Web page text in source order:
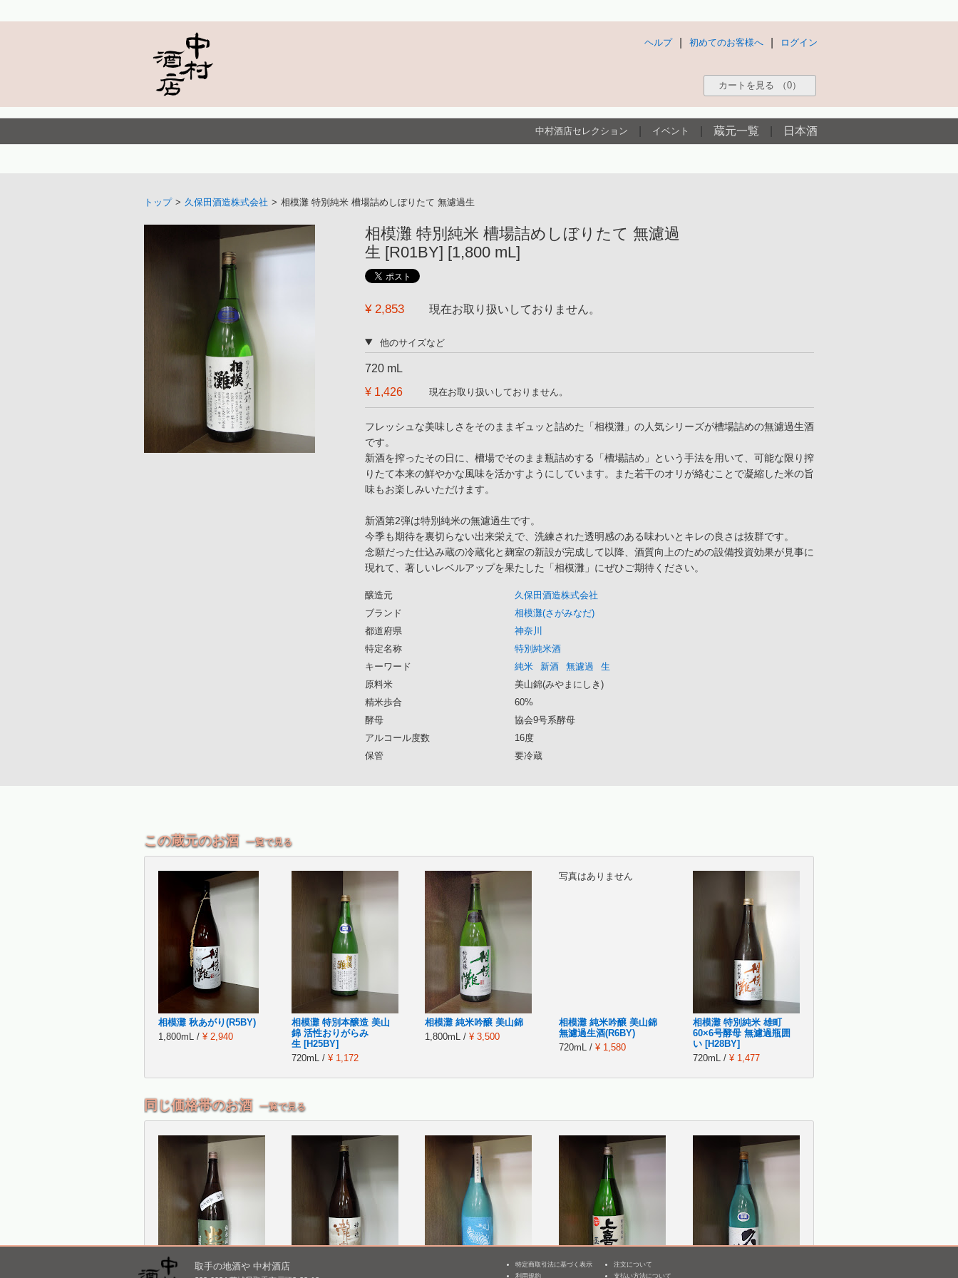
ログイン
初めてのお客様へ
ヘルプ
カートを見る （0）
中村酒店セレクション イベント 蔵元一覧 日本酒
トップ > 久保田酒造株式会社 > 相模灘 特別純米 槽場詰めしぼりたて 無濾過生
相模灘 特別純米 槽場詰めしぼりたて 無濾過
生 [R01BY] [1,800 mL]
¥ 2,853 現在お取り扱いしておりません。
他のサイズなど
720 mL
¥ 1,426
現在お取り扱いしておりません。
フレッシュな美味しさをそのままギュッと詰めた「相模灘」の人気シリーズが槽場詰めの無濾過生酒
です。
新酒を搾ったその日に、槽場でそのまま瓶詰めする「槽場詰め」という手法を用いて、可能な限り搾
りたて本来の鮮やかな風味を活かすようにしています。また若干のオリが絡むことで凝縮した米の旨
味もお楽しみいただけます。
新酒第2弾は特別純米の無濾過生です。
今季も期待を裏切らない出来栄えで、洗練された透明感のある味わいとキレの良さは抜群です。
念願だった仕込み蔵の冷蔵化と麹室の新設が完成して以降、酒質向上のための設備投資効果が見事に
現れて、著しいレベルアップを果たした「相模灘」にぜひご期待ください。
醸造元
久保田酒造株式会社
ブランド
相模灘(さがみなだ)
都道府県
神奈川
特定名称
特別純米酒
キーワード
純米 新酒 無濾過
生
原料米
美山錦(みやまにしき)
精米歩合
60%
酵母
協会9号系酵母
アルコール度数
16度
保管
要冷蔵
この蔵元のお酒 一覧で見る
相模灘 秋あがり(R5BY)
1,800mL / ¥ 2,940
相模灘 特別本醸造 美山
錦 活性おりがらみ
生 [H25BY]
720mL / ¥ 1,172
相模灘 純米吟醸 美山錦
1,800mL / ¥ 3,500
写真はありません
相模灘 純米吟醸 美山錦
無濾過生酒(R6BY)
720mL / ¥ 1,580
相模灘 特別純米 雄町
60×6号酵母 無濾過瓶囲
い [H28BY]
720mL / ¥ 1,477
同じ価格帯のお酒 一覧で見る
取手の地酒や 中村酒店
特定商取引法に基づく表示
利用規約
注文について
支払い方法について